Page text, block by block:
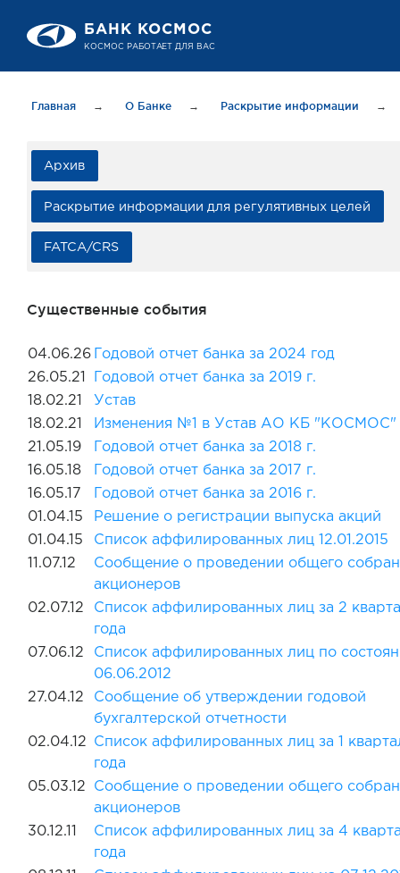
БАНК КОСМОС
Главная → О Банке → Раскрытие информации →
Архив
Раскрытие информации для регулятивных целей
FATCA/CRS
Существенные события
04.06.26
Годовой отчет банка за 2024 год
26.05.21
Годовой отчет банка за 2019 г.
18.02.21
Устав
18.02.21
Изменения №1 в Устав АО КБ "КОСМОС"
21.05.19
Годовой отчет банка за 2018 г.
16.05.18
Годовой отчет банка за 2017 г.
16.05.17
Годовой отчет банка за 2016 г.
01.04.15
Решение о регистрации выпуска акций
01.04.15
Список аффилированных лиц 12.01.2015
11.07.12
Сообщение о проведении общего
акционеров
02.07.12
Список аффилированных лиц за 2
года
07.06.12
Список аффилированных лиц по
06.06.2012
27.04.12
Сообщение об утверждении годовой
бухгалтерской отчетности
02.04.12
Список аффилированных лиц за 1
года
05.03.12
Сообщение о проведении общего
акционеров
30.12.11
Список аффилированных лиц за 4
года